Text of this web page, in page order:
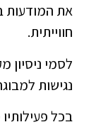
את המודעות
חווייתית.
לסמי ניסיון
נגישות
בכל